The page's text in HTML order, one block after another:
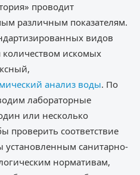
проводит
различным показателям.
видов
искомых
анализ воды. По
лабораторные
или несколько
проверить соответствие
установленным санитарно-
нормативам,